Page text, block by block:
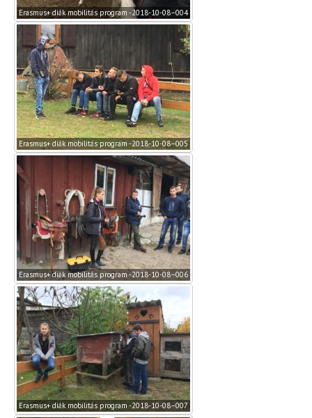
Erasmus+ diák mobilitás program -2018-10-08–004
Erasmus+ diák mobilitás program -2018-10-08–005
Erasmus+ diák mobilitás program -2018-10-08–006
Erasmus+ diák mobilitás program -2018-10-08–007